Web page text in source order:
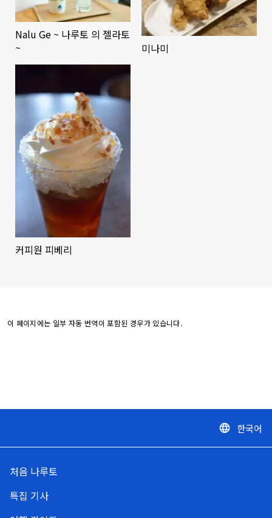
Nalu Ge ~ 나루토 의 젤라토
~
미나미
커피원 피베리
이 페이지에는 일부 자동 번역이 포함된 경우가 있습니다.
language 한국어
처음 나루토
특집 기사